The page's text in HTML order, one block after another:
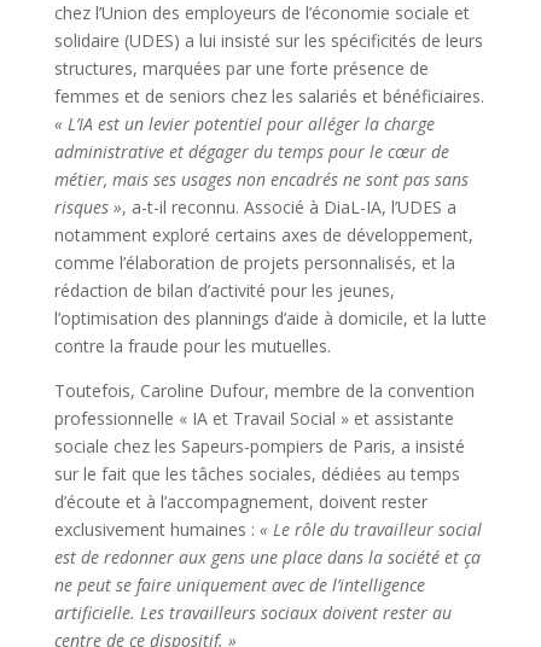
chez l’Union des employeurs de l’économie sociale et
solidaire (UDES) a lui insisté sur les spécificités de leurs
structures, marquées par une forte présence de
femmes et de seniors chez les salariés et bénéficiaires.
« L’IA est un levier potentiel pour alléger la charge
administrative et dégager du temps pour le cœur de
métier, mais ses usages non encadrés ne sont pas sans
risques », a-t-il reconnu. Associé à DiaL-IA, l’UDES a
notamment exploré certains axes de développement,
comme l’élaboration de projets personnalisés, et la
rédaction de bilan d’activité pour les jeunes,
l’optimisation des plannings d’aide à domicile, et la lutte
contre la fraude pour les mutuelles.
Toutefois, Caroline Dufour, membre de la convention
professionnelle « IA et Travail Social » et assistante
sociale chez les Sapeurs-pompiers de Paris, a insisté
sur le fait que les tâches sociales, dédiées au temps
d’écoute et à l’accompagnement, doivent rester
exclusivement humaines : « Le rôle du travailleur social
est de redonner aux gens une place dans la société et ça
ne peut se faire uniquement avec de l’intelligence
artificielle. Les travailleurs sociaux doivent rester au
centre de ce dispositif. »